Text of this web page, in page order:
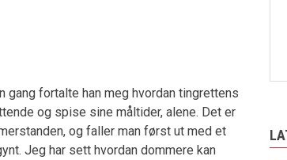
fortalte han meg hvordan tingrettens
og spise sine måltider, alene. Det er
og faller man først ut med et
Jeg har sett hvordan dommere kan